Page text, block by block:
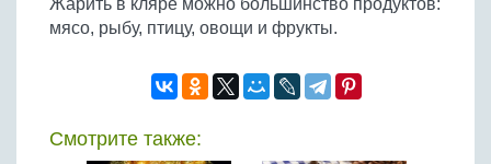
Бобовые
Жарить в кляре можно большинство продуктов:
мясо, рыбу, птицу, овощи и фрукты.
Смотрите также: